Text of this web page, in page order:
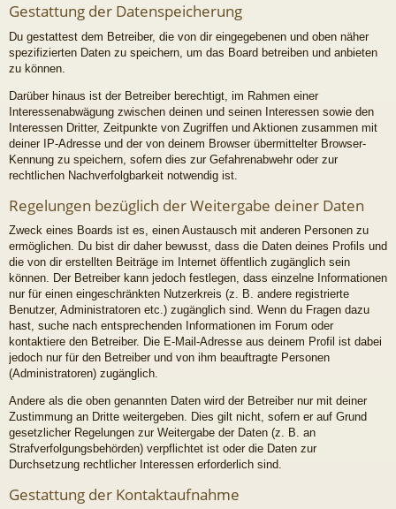
Gestattung der Datenspeicherung
Du gestattest dem Betreiber, die von dir eingegebenen und oben näher
spezifizierten Daten zu speichern, um das Board betreiben und anbieten
zu können.
Darüber hinaus ist der Betreiber berechtigt, im Rahmen einer
Interessenabwägung zwischen deinen und seinen Interessen sowie den
Interessen Dritter, Zeitpunkte von Zugriffen und Aktionen zusammen mit
deiner IP-Adresse und der von deinem Browser übermittelter Browser-
Kennung zu speichern, sofern dies zur Gefahrenabwehr oder zur
rechtlichen Nachverfolgbarkeit notwendig ist.
Regelungen bezüglich der Weitergabe deiner Daten
Zweck eines Boards ist es, einen Austausch mit anderen Personen zu
ermöglichen. Du bist dir daher bewusst, dass die Daten deines Profils und
die von dir erstellten Beiträge im Internet öffentlich zugänglich sein
können. Der Betreiber kann jedoch festlegen, dass einzelne Informationen
nur für einen eingeschränkten Nutzerkreis (z. B. andere registrierte
Benutzer, Administratoren etc.) zugänglich sind. Wenn du Fragen dazu
hast, suche nach entsprechenden Informationen im Forum oder
kontaktiere den Betreiber. Die E-Mail-Adresse aus deinem Profil ist dabei
jedoch nur für den Betreiber und von ihm beauftragte Personen
(Administratoren) zugänglich.
Andere als die oben genannten Daten wird der Betreiber nur mit deiner
Zustimmung an Dritte weitergeben. Dies gilt nicht, sofern er auf Grund
gesetzlicher Regelungen zur Weitergabe der Daten (z. B. an
Strafverfolgungsbehörden) verpflichtet ist oder die Daten zur
Durchsetzung rechtlicher Interessen erforderlich sind.
Gestattung der Kontaktaufnahme